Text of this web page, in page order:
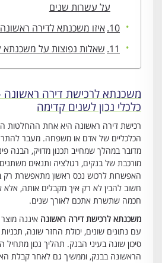
על עשרות שנים
איזו משכנתא לדירה
שאלות נפוצות על משכנתא
משכנתא לרכישת דירה ראשונה
כלכלי נכון לשנים קדימה
רכישת דירה ראשונה היא אחת ההחלטות
הכלכליים של אדם או משפחה. מעבר
מדובר במהלך שמחייב תכנון מדויק, הבנה
מורכבת של בנקים, רגולציה ותנאים
האפשרות לרכוש נכס ראשון מתאפשרת רק
חשוב להבין לא רק איך מקבלים אותה, אלא
חכמה שתשרת אתכם לאורך שנים.
משכנתא לרכישת דירה ראשונה איננה
עם נתונים שונים, יכולת החזר שונה,
סיכון שונה בעיני הבנק. תהליך נכון
הראשונה בבנק, וממשיך גם לאחר קבלת